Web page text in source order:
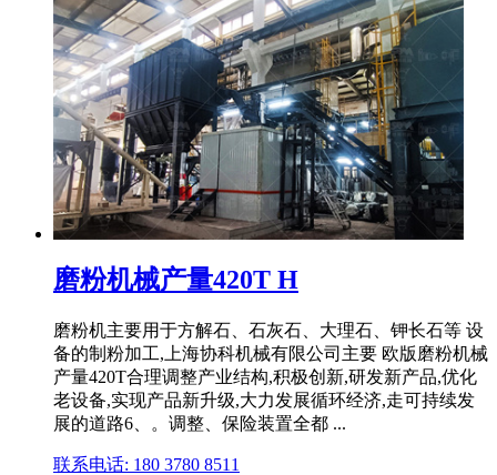
磨粉机械产量420T H
磨粉机主要用于方解石、石灰石、大理石、钾长石等 设
备的制粉加工,上海协科机械有限公司主要 欧版磨粉机械
产量420T合理调整产业结构,积极创新,研发新产品,优化
老设备,实现产品新升级,大力发展循环经济,走可持续发
展的道路6、。调整、保险装置全都 ...
联系电话: 180 3780 8511